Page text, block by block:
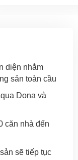
diện nhằm
sản toàn cầu
Dona và
căn nhà đến
sẽ tiếp tục